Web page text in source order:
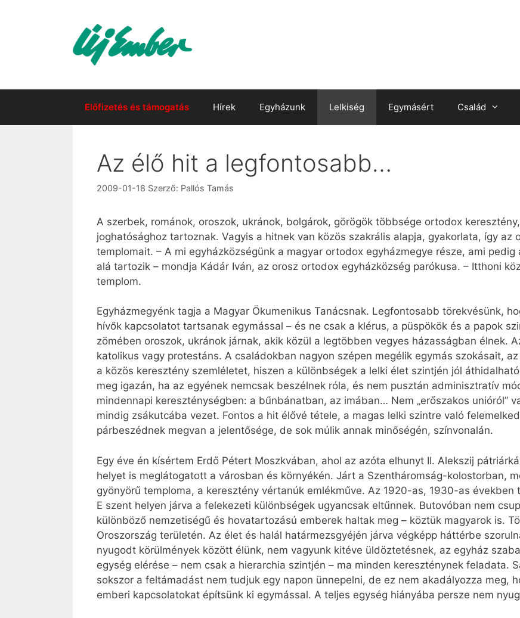
Előfizetés és támogatás Hírek Egyházunk Lelkiség Egymásért Család
Az élő hit a legfontosabb…
2009-01-18 Szerző: Pallós Tamás
A szerbek, románok, oroszok, ukránok, bolgárok, görögök többsége ortodox
joghatósághoz tartoznak. Vagyis a hitnek van közös szakrális alapja, gyakorlata, így az
templomait. – A mi egyházközségünk a magyar ortodox egyházmegye része, ami
alá tartozik – mondja Kádár Iván, az orosz ortodox egyházközség parókusa. – Itthoni
templom.
Egyházmegyénk tagja a Magyar Ökumenikus Tanácsnak. Legfontosabb törekvésünk,
hívők kapcsolatot tartsanak egymással – és ne csak a klérus, a püspökök és a papok
zömében oroszok, ukránok járnak, akik közül a legtöbben vegyes házasságban élnek.
katolikus vagy protestáns. A családokban nagyon szépen megélik egymás szokásait,
a közös keresztény szemléletet, hiszen a különbségek a lelki élet szintjén jól
meg igazán, ha az egyének nemcsak beszélnek róla, és nem pusztán adminisztratív
mindennapi kereszténységben: a bűnbánatban, az imában… Nem „erőszakos unióról”
mindig zsákutcába vezet. Fontos a hit élővé tétele, a magas lelki szintre való
párbeszédnek megvan a jelentősége, de sok múlik annak minőségén, színvonalán.
Egy éve én kísértem Erdő Pétert Moszkvában, ahol az azóta elhunyt II. Alekszij
helyet is meglátogatott a városban és környékén. Járt a Szentháromság-kolostorban,
gyönyörű temploma, a keresztény vértanúk emlékműve. Az 1920-as, 1930-as
E szent helyen járva a felekezeti különbségek ugyancsak eltűnnek. Butovóban nem
különböző nemzetiségű és hovatartozású emberek haltak meg – köztük magyarok is.
Oroszország területén. Az élet és halál határmezsgyéjén járva végképp háttérbe
nyugodt körülmények között élünk, nem vagyunk kitéve üldöztetésnek, az egyház
egység elérése – nem csak a hierarchia szintjén – ma minden kereszténynek feladata.
sokszor a feltámadást nem tudjuk egy napon ünnepelni, de ez nem akadályozza meg,
emberi kapcsolatokat építsünk ki egymással. A teljes egység hiányába persze nem